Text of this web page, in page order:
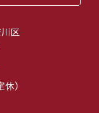
区
）